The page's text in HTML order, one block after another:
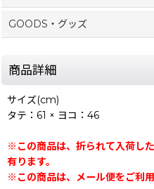
GOODS・グッズ
商品詳細
サイズ(cm)
タテ：61 × ヨコ：46
※この商品は、折られて入荷し
有ります。
※この商品は、メール便をご利